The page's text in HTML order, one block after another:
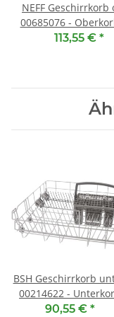
NEFF Geschirrkorb
00685076 -
RackMatic
113,55 € *
BSH Geschirrkorb
00214622 -
mit Besteckkorb
90,55 € *